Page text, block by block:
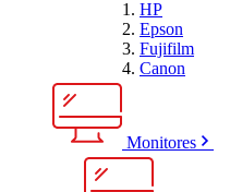
HP
Epson
Fujifilm
Canon
Monitores